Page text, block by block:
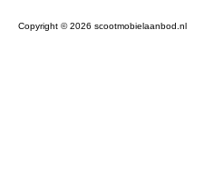
Copyright © 2026 scootmobielaanbod.nl